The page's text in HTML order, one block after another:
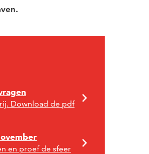
Download de pdf
en proef de sfeer